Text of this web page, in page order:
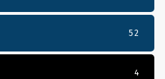
52
4